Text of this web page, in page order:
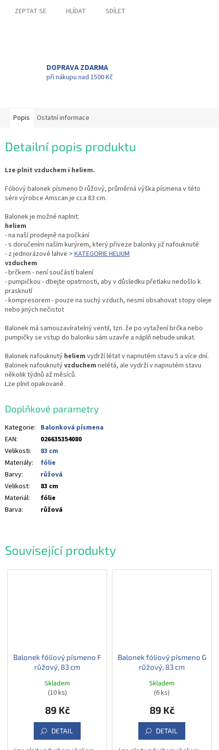
ZEPTAT SE HLÍDAT SDÍLET
DOPRAVA ZDARMA
při nákupu nad 1500 Kč
Související produkty
Balonek fóliový písmeno F
růžový, 83 cm
Skladem
(10 ks)
89 Kč
DETAIL
Balonek fóliový písmeno G
růžový, 83 cm
Skladem
(6 ks)
89 Kč
DETAIL
Popis Ostatní informace
Detailní popis produktu
Lze plnit vzduchem i heliem.
Fóliový balonek písmeno D růžový, průměrná výška písmena v této
sérii výrobce Amscan je cca 83 cm.
Balonek je možné naplnit:
heliem
- na naší prodejně na počkání
- s doručením naším kurýrem, který přiveze balonky již nafouknuté
- z jednorázové lahve > KATEGORIE HELIUM
vzduchem
- brčkem - není součástí balení
- pumpičkou - dbejte opatrnosti, aby v důsledku přetlaku nedošlo k
prasknutí
- kompresorem - pouze na suchý vzduch, nesmí obsahovat stopy oleje
nebo jiných nečistot
Balonek má samouzavíratelný ventil, tzn. že po vytažení brčka nebo
pumpičky se vstup do balonku sám uzavře a náplň nebude unikat.
Balonek nafouknutý heliem vydrží létat v napnutém stavu 5 a více dní.
Balonek nafouknutývzduchem nelétá, ale vydrží v napnutém stavu
několik týdnů až měsíců.
Lze plnit opakovaně.
Doplňkové parametry
Kategorie: Balonková písmena
EAN:
026635354080
Velikosti:
83 cm
Materiály:
fólie
Barvy:
růžová
Velikost:
83 cm
Materiál:
fólie
Barva: růžová